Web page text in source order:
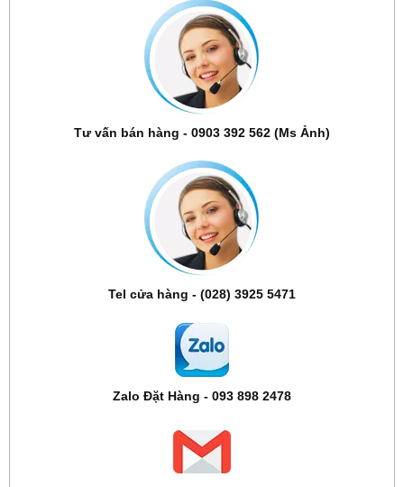
Tư vấn bán hàng - 0903 392 562 (Ms Ảnh)
Tel cửa hàng - (028) 3925 5471
Zalo Đặt Hàng - 093 898 2478